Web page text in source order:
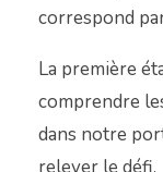
correspond
La première
comprendre
dans notre